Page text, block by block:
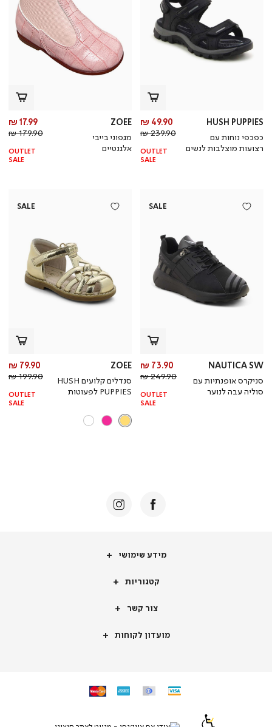
HUSH PUPPIES
כפכפי נוחות עם
רצועות מוצלבות לנשים
מחיר
מוצר
49.90 ₪
מחיר
רגיל
239.90 ₪
OUTLET
SALE
ZOEE
מגפוני בייבי
אלגנטיים
17.99 ₪
179.90 ₪
OUTLET
SALE
SALE
NAUTICA SW
סניקרס אופנתיות עם
סוליה עבה לנוער
מחיר
מוצר
73.90 ₪
מחיר
רגיל
249.90 ₪
OUTLET
SALE
SALE
ZOEE
סנדלים קלועים HUSH
PUPPIES לפעוטות
79.90 ₪
199.90 ₪
OUTLET
SALE
מידע שימושי
קטגוריות
צור קשר
מועדון לקוחות